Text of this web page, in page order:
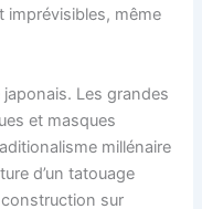
imprévisibles, même
Les grandes
et masques
millénaire
d’un tatouage
construction sur